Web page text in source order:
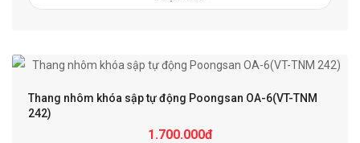
Thang nhôm khóa sập tự động Poongsan OA-6(VT-TNM
242)
1.700.000đ